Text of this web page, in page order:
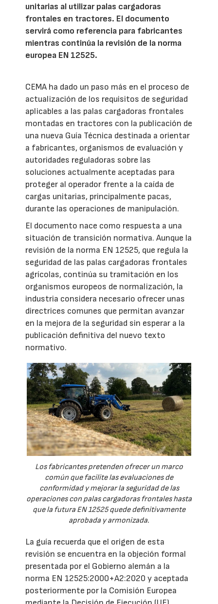
unitarias al utilizar palas cargadoras
frontales en tractores. El documento
servirá como referencia para fabricantes
mientras continúa la revisión de la norma
europea EN 12525.
CEMA ha dado un paso más en el proceso de
actualización de los requisitos de seguridad
aplicables a las palas cargadoras frontales
montadas en tractores con la publicación de
una nueva Guía Técnica destinada a orientar
a fabricantes, organismos de evaluación y
autoridades reguladoras sobre las
soluciones actualmente aceptadas para
proteger al operador frente a la caída de
cargas unitarias, principalmente pacas,
durante las operaciones de manipulación.
El documento nace como respuesta a una
situación de transición normativa. Aunque la
revisión de la norma EN 12525, que regula la
seguridad de las palas cargadoras frontales
agrícolas, continúa su tramitación en los
organismos europeos de normalización, la
industria considera necesario ofrecer unas
directrices comunes que permitan avanzar
en la mejora de la seguridad sin esperar a la
publicación definitiva del nuevo texto
normativo.
Los fabricantes pretenden ofrecer un marco
común que facilite las evaluaciones de
conformidad y mejorar la seguridad de las
operaciones con palas cargadoras frontales hasta
que la futura EN 12525 quede definitivamente
aprobada y armonizada.
La guía recuerda que el origen de esta
revisión se encuentra en la objeción formal
presentada por el Gobierno alemán a la
norma EN 12525:2000+A2:2020 y aceptada
posteriormente por la Comisión Europea